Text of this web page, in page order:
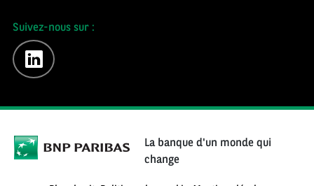
Suivez-nous sur :
linkedin
La banque d'un monde qui
change